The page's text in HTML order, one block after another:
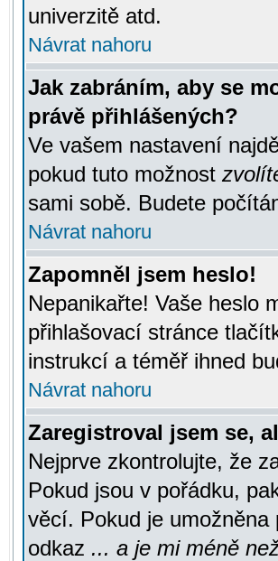
univerzitě atd.
Návrat nahoru
Jak zabráním, aby se
právě přihlášených?
Ve vašem nastavení
pokud tuto možnost
sami sobě. Budete
Návrat nahoru
Zapomněl jsem heslo!
Nepanikařte! Vaše heslo
přihlašovací stránce
instrukcí a téměř ihned
Návrat nahoru
Zaregistroval jsem se,
Nejprve zkontrolujte, že
Pokud jsou v pořádku,
věcí. Pokud je umožněna
odkaz ... a je mi méně